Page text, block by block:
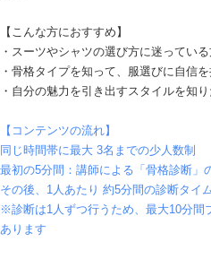
【こんな方におすすめ】
・スーツやシャツの選び方に迷ってい
・骨格タイプを知って、服選びに自信
・自分の魅力を引き出すスタイルを知
【コンテンツの流れ】
同じ時間帯に最大 3名までの少人数制
最初の5分間：講師による「骨格診断」
その後、1人あたり 約5分間の診断タイ
※診断は1人ずつ行うため、最大10分間
あります